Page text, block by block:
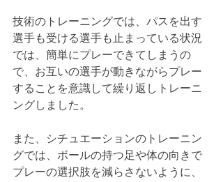
技術のトレーニングでは、パスを出す
選手も受ける選手も止まっている状況
では、簡単にプレーできてしまうの
で、お互いの選手が動きながらプレー
することを意識して繰り返しトレーニ
ングしました。
また、シチュエーションのトレーニン
グでは、ボールの持つ足や体の向きで
プレーの選択肢を減らさないように、